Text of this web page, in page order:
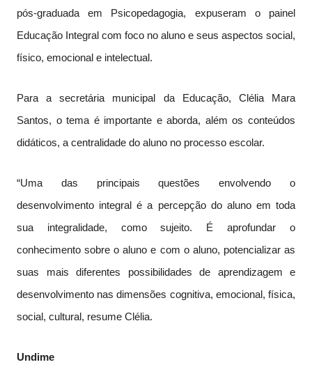
pós-graduada em Psicopedagogia, expuseram o painel
Educação Integral com foco no aluno e seus aspectos social,
físico, emocional e intelectual.
Para a secretária municipal da Educação, Clélia Mara
Santos, o tema é importante e aborda, além os conteúdos
didáticos, a centralidade do aluno no processo escolar.
“Uma das principais questões envolvendo o
desenvolvimento integral é a percepção do aluno em toda
sua integralidade, como sujeito. É aprofundar o
conhecimento sobre o aluno e com o aluno, potencializar as
suas mais diferentes possibilidades de aprendizagem e
desenvolvimento nas dimensões cognitiva, emocional, física,
social, cultural, resume Clélia.
Undime